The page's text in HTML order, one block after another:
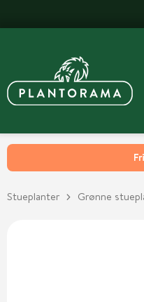
Stueplanter Grønne